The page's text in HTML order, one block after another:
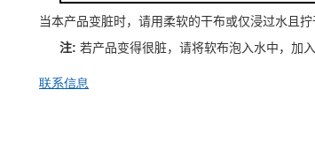
当本产品变脏时，请用柔软的干布或仅浸过水且拧
注: 若产品变得很脏，请将软布泡入水中，加
联系信息